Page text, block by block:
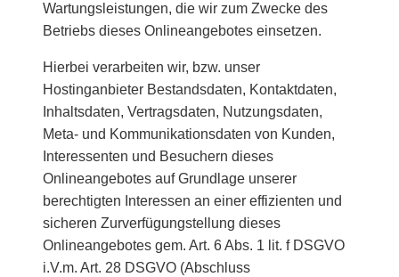
Wartungsleistungen, die wir zum Zwecke des
Betriebs dieses Onlineangebotes einsetzen.
Hierbei verarbeiten wir, bzw. unser
Hostinganbieter Bestandsdaten, Kontaktdaten,
Inhaltsdaten, Vertragsdaten, Nutzungsdaten,
Meta- und Kommunikationsdaten von Kunden,
Interessenten und Besuchern dieses
Onlineangebotes auf Grundlage unserer
berechtigten Interessen an einer effizienten und
sicheren Zurverfügungstellung dieses
Onlineangebotes gem. Art. 6 Abs. 1 lit. f DSGVO
i.V.m. Art. 28 DSGVO (Abschluss